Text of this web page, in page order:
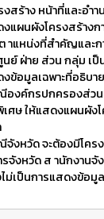
งสร้าง หน้าที่และอำ
แผนผังโครงสร้างก
าแหน่งที่สำคัญและ
ย์ ฝ่าย ส่วน กลุ่ม เป็
ข้อมูลเฉพาะที่อธิบา
องค์กรปกครองส่ว
ศษ ให้แสดงแผนผัง
งหวัด จะต้องมีโคร
รจังหวัด ส านักงาน
ม่เป็นการแสดงข้อ